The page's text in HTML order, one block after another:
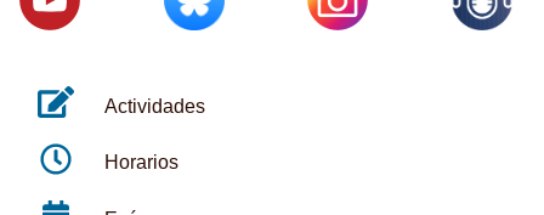
Actividades
Horarios